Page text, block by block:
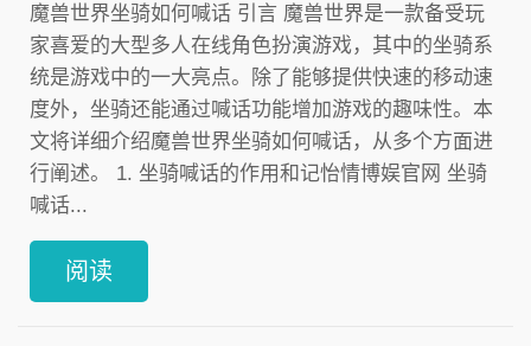
魔兽世界坐骑如何喊话 引言 魔兽世界是一款备受玩
家喜爱的大型多人在线角色扮演游戏，其中的坐骑系
统是游戏中的一大亮点。除了能够提供快速的移动速
度外，坐骑还能通过喊话功能增加游戏的趣味性。本
文将详细介绍魔兽世界坐骑如何喊话，从多个方面进
行阐述。 1. 坐骑喊话的作用和记怡情博娱官网 坐骑
喊话...
阅读